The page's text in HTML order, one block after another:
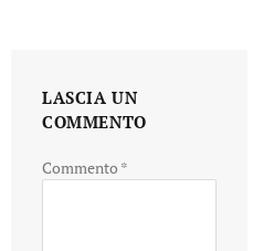
LASCIA UN
COMMENTO
Commento *